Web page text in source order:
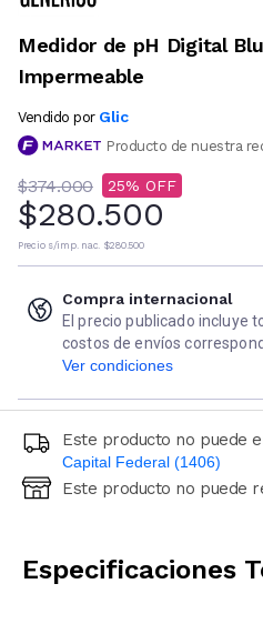
Medidor de pH Digital
Impermeable
Vendido por Glic
Producto de nuestra
$374.000 25
$280.500
Precio s/imp. nac. $280.500
Compra internacional
El precio publicado incluye
costos de envíos
Ver condiciones
Este producto no puede
Capital Federal (1406)
Ingresá código postal (sólo
Este producto no puede
Especificaciones